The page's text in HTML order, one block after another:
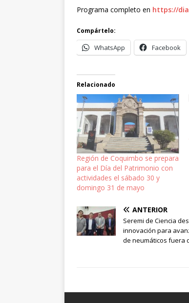
Programa completo en https://
Compártelo:
WhatsApp Facebook
Relacionado
Región de Coquimbo se prepara
para el Día del Patrimonio con
actividades el sábado 30 y
domingo 31 de mayo
ANTERIOR
Seremi de Ciencia
innovación para
de neumáticos fuera